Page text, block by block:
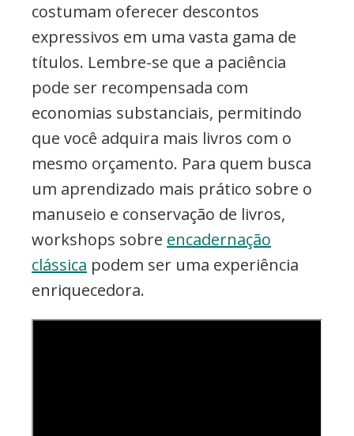
costumam oferecer descontos
expressivos em uma vasta gama de
títulos. Lembre-se que a paciência
pode ser recompensada com
economias substanciais, permitindo
que você adquira mais livros com o
mesmo orçamento. Para quem busca
um aprendizado mais prático sobre o
manuseio e conservação de livros,
workshops sobre encadernação
clássica podem ser uma experiência
enriquecedora.